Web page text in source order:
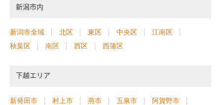
新潟市内
新潟市全域 北区 東区 中央区
江南区
秋葉区
南区 西区 西蒲区
下越エリア
新発田市 村上市 燕市 五泉市
阿賀野市